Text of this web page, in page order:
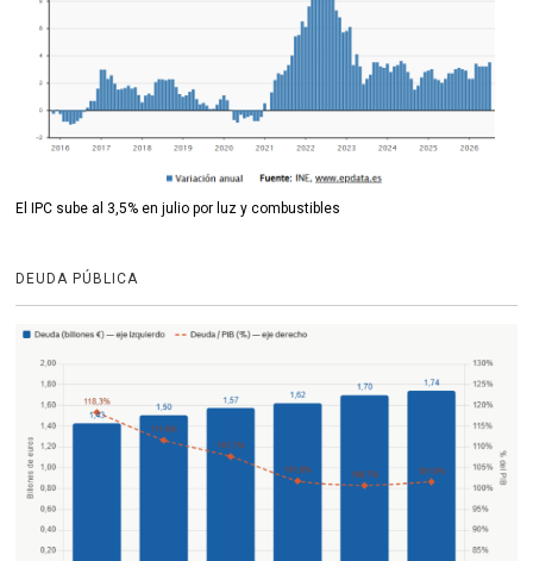
El IPC sube al 3,5% en julio por luz y combustibles
DEUDA PÚBLICA